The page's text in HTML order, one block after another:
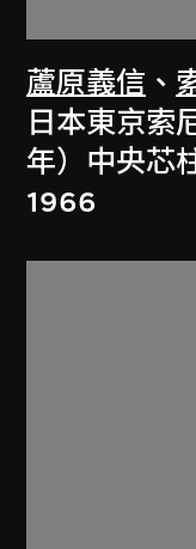
蘆原義信 、
日本東京索
年）中央芯
1966